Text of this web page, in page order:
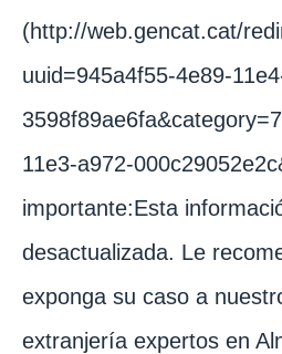
(http://web.gencat.cat/
uuid=945a4f55-4e89-
11e3-a972-
importante:Esta
desactualizada. Le
exponga su caso a
extranjería expertos en